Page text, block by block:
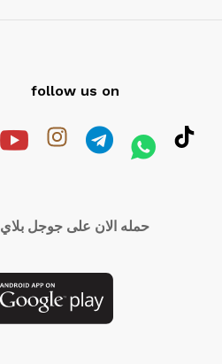
follow us on
حمله الان على جوجل بلاي